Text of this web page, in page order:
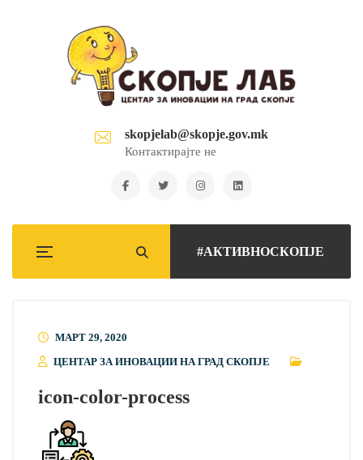
skopjelab@skopje.gov.mk
Контактирајте не
#АКТИВНОСКОПЈЕ
МАРТ 29, 2020
ЦЕНТАР ЗА ИНОВАЦИИ НА ГРАД СКОПЈЕ
icon-color-process